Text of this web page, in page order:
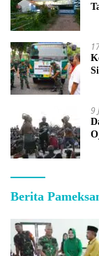
9
Berita